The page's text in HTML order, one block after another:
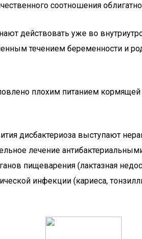
соотношения
действовать уже во
течением беременности и
плохим питанием
дисбактериоза выступают
лечение
пищеварения (лактазная
инфекции (кариеса,